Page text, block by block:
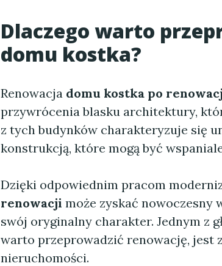
Dlaczego warto
domu kostka?
Renowacja domu kostka po
przywrócenia blasku architektury,
z tych budynków charakteryzuje się
konstrukcją, które mogą być
Dzięki odpowiednim pracom
renowacji może zyskać nowoczesny
swój oryginalny charakter. Jednym z
warto przeprowadzić renowację, jest
nieruchomości.